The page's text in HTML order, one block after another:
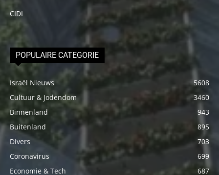
CIDI
POPULAIRE CATEGORIE
Israël Nieuws
5608
Cultuur & Jodendom
3460
Binnenland
943
Buitenland
895
Divers
703
Coronavirus
699
Economie & Tech
687